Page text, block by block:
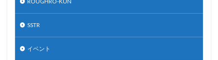
SSTR
イベント